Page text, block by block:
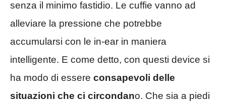
senza il minimo fastidio. Le cuffie vanno ad
alleviare la pressione che potrebbe
accumularsi con le in-ear in maniera
intelligente. E come detto, con questi device si
ha modo di essere consapevoli delle
situazioni che ci circondano. Che sia a piedi